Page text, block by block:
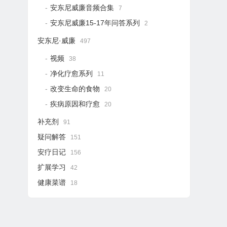
安东尼威廉音频合集 7
安东尼威廉15-17年问答系列 2
安东尼·威廉 497
视频 38
净化疗愈系列 11
改变生命的食物 20
疾病原因和疗愈 20
补充剂 91
疑问解答 151
安疗日记 156
扩展学习 42
健康菜谱 18